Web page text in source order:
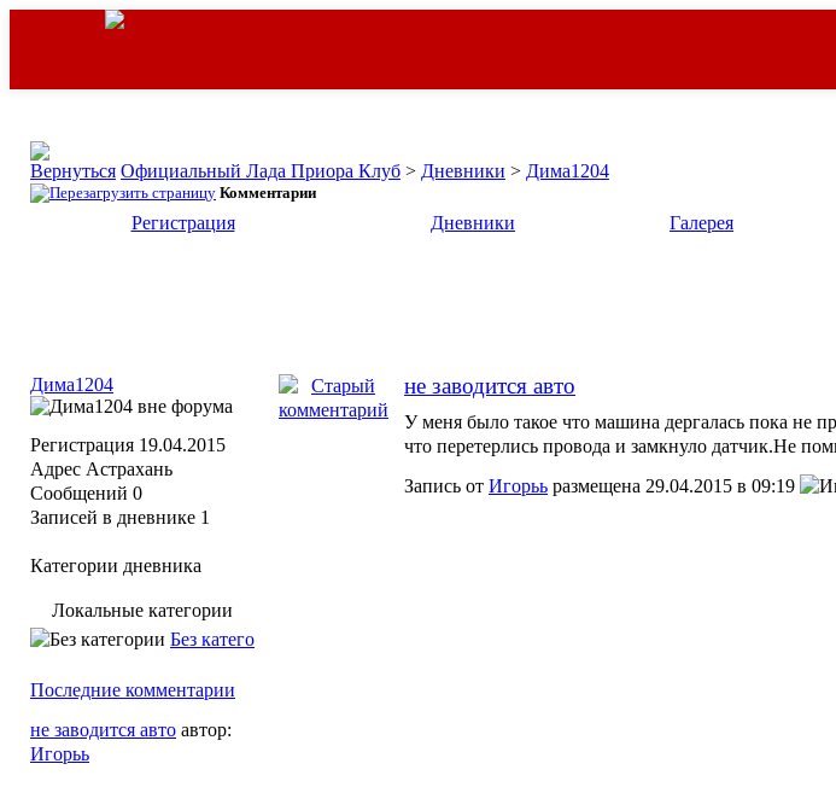
Официальный Лада Приора Клуб > Дневники > Дима1204
Комментарии
Регистрация
Дневники Галерея
не заводится авто
У меня было такое что машина дергалась пока не
что перетерлись провода и замкнуло датчик.Не
Запись от Игорьь размещена 29.04.2015 в 09:19
Дима1204
Регистрация 19.04.2015
Адрес Астрахань
Сообщений 0
Записей в дневнике 1
Категории дневника
Локальные категории
Без категории
Последние комментарии
не заводится авто автор:
Игорьь